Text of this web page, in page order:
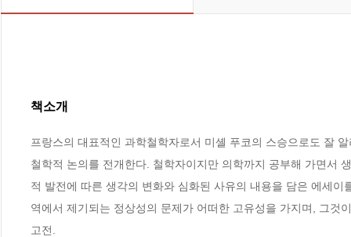
책소개
프랑스의 대표적인 과학철학자로서 미셸 푸코의 스승으로도 잘
철학적 논의를 전개한다. 철학자이지만 의학까지 공부해 가면서
적 발전에 따른 생각의 변화와 심화된 사유의 내용을 담은 에세
역에서 제기되는 정상성의 문제가 어떠한 고유성을 가지며, 그것
고전.